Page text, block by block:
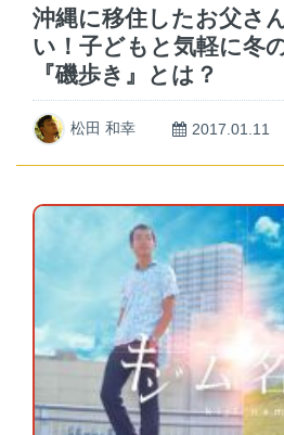
沖縄に移住したお父さ
い！子どもと気軽に冬
『磯歩き』とは？
松田 和幸 2017.01.11